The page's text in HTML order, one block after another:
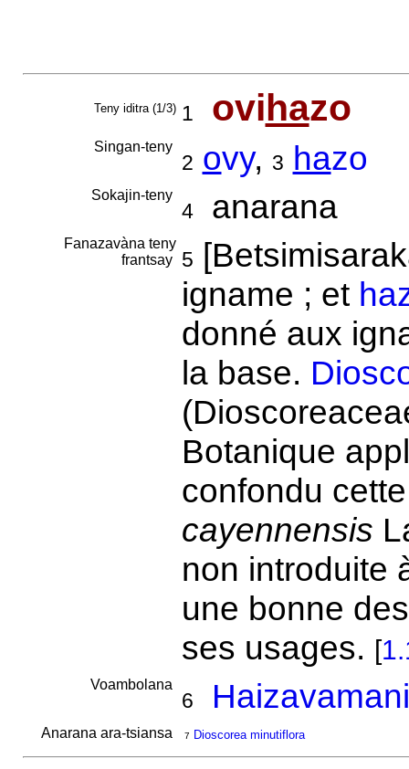
Teny iditra (1/3) 1 ovihazo
Singan-teny
2 ovy, 3 hazo
Sokajin-teny
4anarana
Fanazavàna teny
frantsay
5
igname ; et
donné aux
la base.
Botanique
confondu
cayennensis
non introduite
une bonne
ses usages. [
Voambolana
6
Anarana ara-tsiansa 7 Dioscorea minutiflora